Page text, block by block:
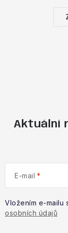
Aktuální
E-mail
Vložením e-mailu
osobních údajů